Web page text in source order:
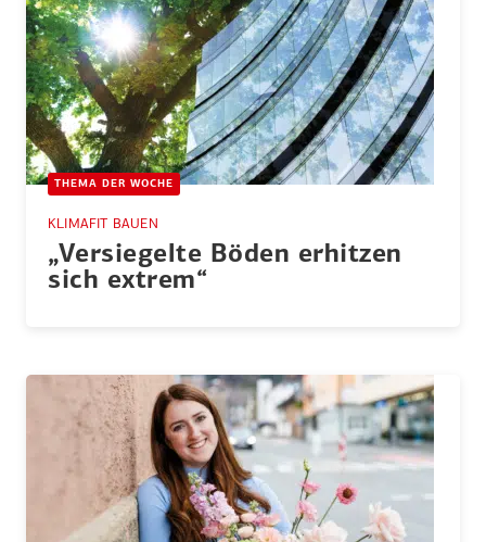
THEMA DER WOCHE
KLIMAFIT BAUEN
„Versie­gelte Böden erhitzen
sich extrem“